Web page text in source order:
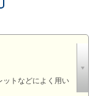
ットなどによく用い